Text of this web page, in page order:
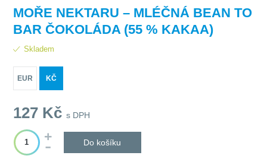
MOŘE NEKTARU – MLÉČNÁ BEAN TO
BAR ČOKOLÁDA (55 % KAKAA)
Skladem
EUR KČ
127 Kčs DPH
Do košíku